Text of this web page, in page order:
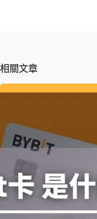
相關文章